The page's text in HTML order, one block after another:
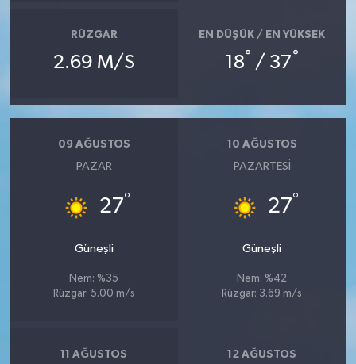
RÜZGAR
2.69 M/S
EN DÜŞÜK / EN YÜKSEK
18° / 37°
09 AĞUSTOS
PAZAR
27°
Güneşli
Nem: %35
Rüzgar: 5.00 m/s
10 AĞUSTOS
PAZARTESI
27°
Güneşli
Nem: %42
Rüzgar: 3.69 m/s
11 AĞUSTOS 12 AĞUSTOS